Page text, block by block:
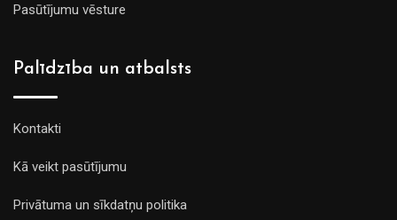
Pasūtījumu vēsture
Palīdzība un atbalsts
Kontakti
Kā veikt pasūtījumu
Privātuma un sīkdatņu politika